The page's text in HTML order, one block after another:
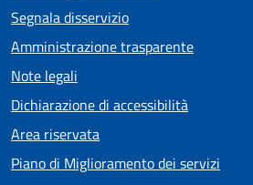
Segnala disservizio
Amministrazione trasparente
Note legali
Dichiarazione di accessibilità
Area riservata
Piano di Miglioramento dei servizi